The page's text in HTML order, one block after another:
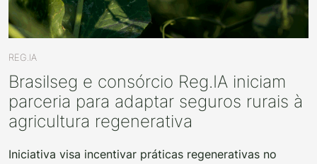
REG.IA
Brasilseg e consórcio Reg.IA iniciam
parceria para adaptar seguros rurais à
agricultura regenerativa
Iniciativa visa incentivar práticas regenerativas no